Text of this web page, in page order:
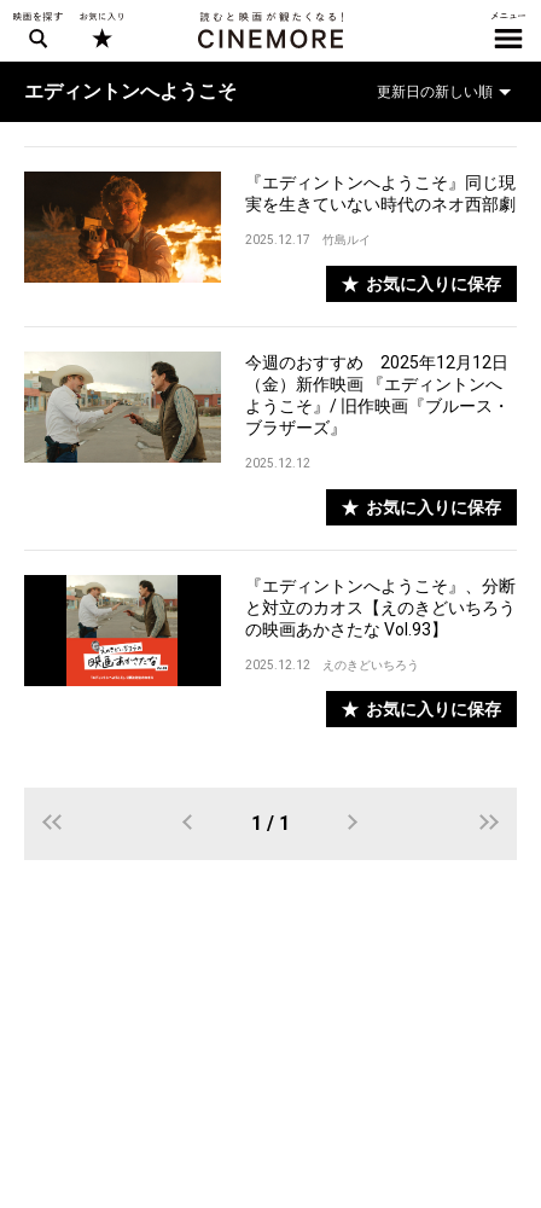
エディントンへようこそ
『エディントンへようこそ』同じ現
実を生きていない時代のネオ西部劇
2025.12.17 竹島ルイ
お気に入りに保存
今週のおすすめ 2025年12月12日
（金）新作映画 『エディントンへ
ようこそ』/ 旧作映画『ブルース・
ブラザーズ』
2025.12.12
お気に入りに保存
『エディントンへようこそ』、分断
と対立のカオス【えのきどいちろう
の映画あかさたな Vol.93】
2025.12.12 えのきどいちろう
お気に入りに保存
1 / 1